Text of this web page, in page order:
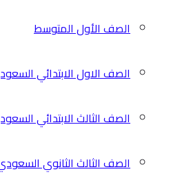
الصف الأول المتوسط
الصف الاول الابتدائي السعودية
الصف الثالث الابتدائي السعودي
الصف الثالث الثانوي السعودي